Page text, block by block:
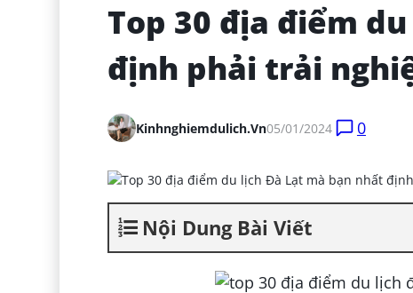
Top 30 địa điểm
định phải trải
Kinhnghiemdulich.vn05/01/2024 0
Nội Dung Bài Viết